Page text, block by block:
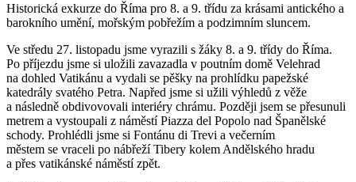
Historická exkurze do Říma pro 8. a 9. třídu za krásami antického a
barokního umění, mořským pobřežím a podzimním sluncem.
Ve středu 27. listopadu jsme vyrazili s žáky 8. a 9. třídy do Říma.
Po příjezdu jsme si uložili zavazadla v poutním domě Velehrad
na dohled Vatikánu a vydali se pěšky na prohlídku papežské
katedrály svatého Petra. Napřed jsme si užili výhledů z věže
a následně obdivovovali interiéry chrámu. Později jsem se přesunuli
metrem a vystoupali z náměstí Piazza del Popolo nad Španělské
schody. Prohlédli jsme si Fontánu di Trevi a večerním
městem se vraceli po nábřeží Tibery kolem Andělského hradu
a přes vatikánské náměstí zpět.